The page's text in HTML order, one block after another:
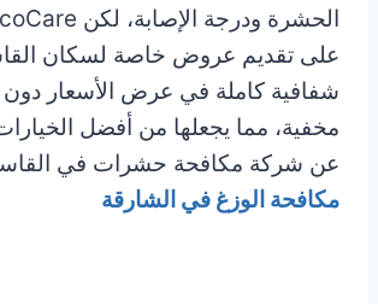
على تقديم عروض خاصة لسكان
شفافية كاملة في عرض الأسعار دون
مخفية، مما يجعلها من أفضل
عن شركة مكافحة حشرات في
مكافحة الوزغ في الشارقة